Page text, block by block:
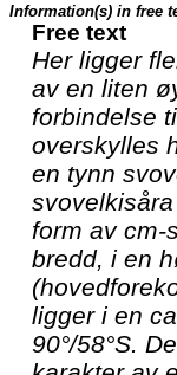
Information(s) in free
Free text
Her ligger
av en liten
forbindelse
overskylles
en tynn
form av cm-
bredd, i en
ligger i en
90°/58°S.